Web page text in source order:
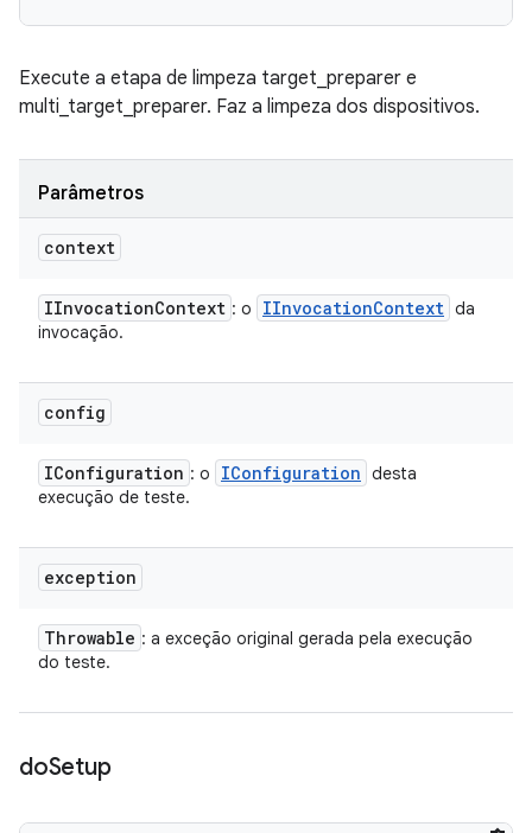
Execute a etapa de limpeza target_preparer e
multi_target_preparer. Faz a limpeza dos dispositivos.
Parâmetros
context
IInvocationContext : o IInvocationContext da
invocação.
config
IConfiguration : o IConfiguration desta
execução de teste.
exception
Throwable : a exceção original gerada pela execução
do teste.
doSetup